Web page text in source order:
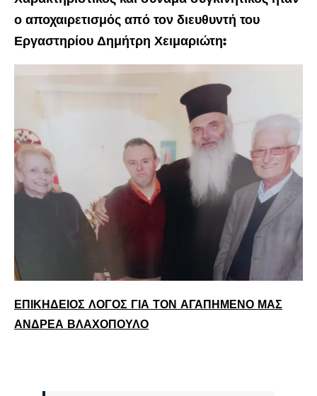
ο αποχαιρετισμός από τον διευθυντή του
Εργαστηρίου Δημήτρη Χειμαριώτη:
ΕΠΙΚΗΔΕΙΟΣ ΛΟΓΟΣ ΓΙΑ ΤΟΝ ΑΓΑΠΗΜΕΝΟ ΜΑΣ
ΑΝΔΡΕΑ ΒΛΑΧΟΠΟΥΛΟ